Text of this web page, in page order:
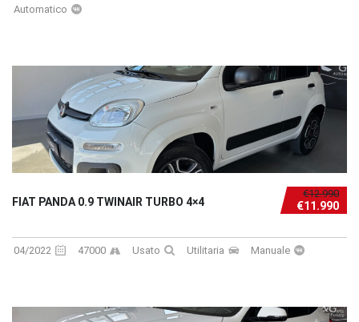
Automatico
€12.990
€11.990
FIAT PANDA 0.9 TWINAIR TURBO 4×4
04/2022 47000 Usato Utilitaria Manuale